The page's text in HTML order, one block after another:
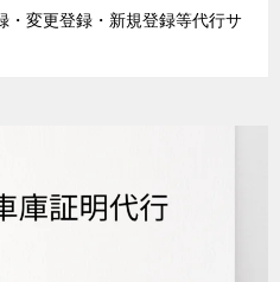
・変更登録・新規登録等代行サ